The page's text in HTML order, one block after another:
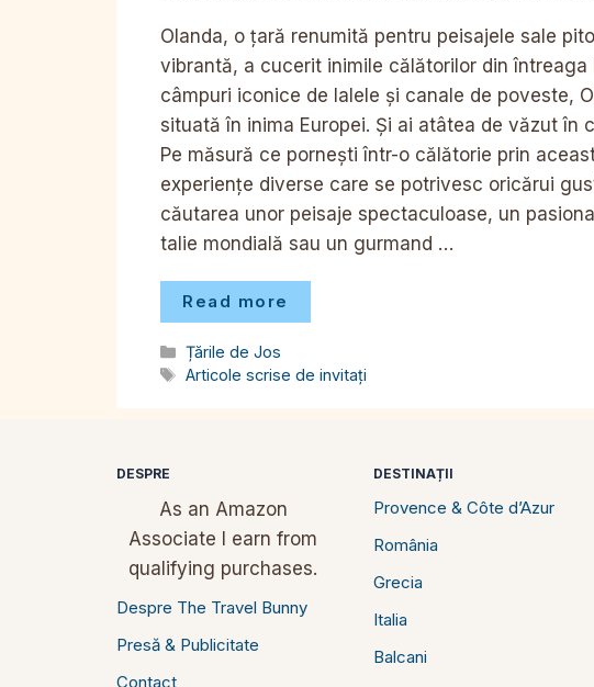
Olanda, o țară renumită pentru peisajele sale
vibrantă, a cucerit inimile călătorilor din
câmpuri iconice de lalele și canale de poveste,
situată în inima Europei. Și ai atâtea de văzut în
Pe măsură ce pornești într-o călătorie prin
experiențe diverse care se potrivesc oricărui
căutarea unor peisaje spectaculoase, un
talie mondială sau un gurmand …
Read more
Categorii
Țările de Jos
Etichete
Articole scrise de invitați
DESPRE
As an Amazon
Associate I earn from
qualifying purchases.
Despre The Travel Bunny
Presă & Publicitate
Contact
DESTINAȚII
Provence & Côte d’Azur
România
Grecia
Italia
Balcani